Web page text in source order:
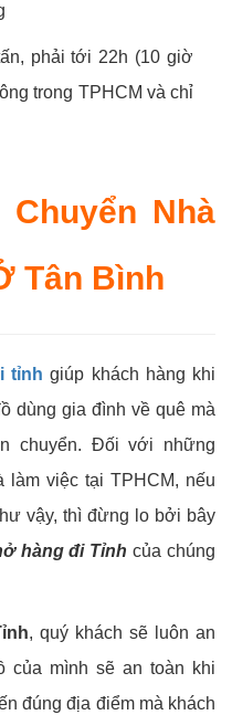
phải tới 22h (10 giờ
trong TPHCM và chỉ
Nhà
Tân Bình
tỉnh giúp khách hàng khi
dùng gia đình về quê mà
chuyển. Đối với những
làm việc tại TPHCM, nếu
vậy, thì đừng lo bởi bây
hàng đi Tỉnh của chúng
, quý khách sẽ luôn an
của mình sẽ an toàn khi
đúng địa điểm mà khách